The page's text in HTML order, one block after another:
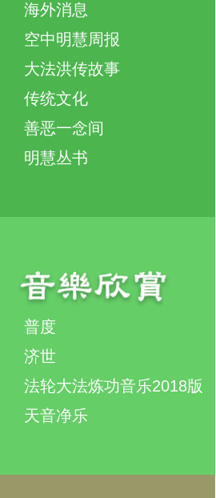
海外消息
空中明慧周报
大法洪传故事
传统文化
善恶一念间
明慧丛书
普度
济世
法轮大法炼功音乐2018版
天音净乐